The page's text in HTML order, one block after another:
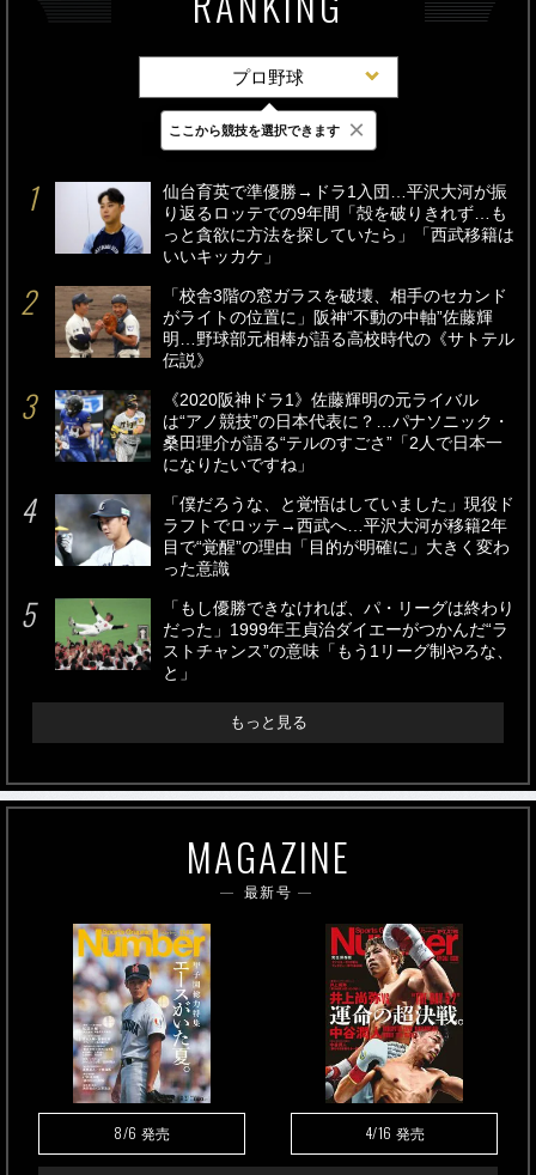
プロ野球
最新 24時間 週間
仙台育英で準優勝→ドラ1入団…平沢大河が振
り返るロッテでの9年間「殻を破りきれず…も
っと貪欲に方法を探していたら」「西武移籍は
いいキッカケ」
「校舎3階の窓ガラスを破壊、相手のセカンド
がライトの位置に」阪神“不動の中軸”佐藤輝
明…野球部元相棒が語る高校時代の《サトテル
伝説》
《2020阪神ドラ1》佐藤輝明の元ライバル
は“アノ競技”の日本代表に？…パナソニック・
桑田理介が語る“テルのすごさ”「2人で日本一
になりたいですね」
「僕だろうな、と覚悟はしていました」現役ド
ラフトでロッテ→西武へ…平沢大河が移籍2年
目で“覚醒”の理由「目的が明確に」大きく変わ
った意識
「もし優勝できなければ、パ・リーグは終わり
だった」1999年王貞治ダイエーがつかんだ“ラ
ストチャンス”の意味「もう1リーグ制やろな、
と」
もっと見る
MAGAZINE
最新号
8/6 発売 4/16 発売
ここから競技を選択できます ×